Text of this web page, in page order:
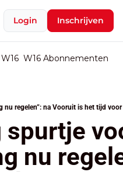
Login Inschrijven
W16 Abonnementen
nu